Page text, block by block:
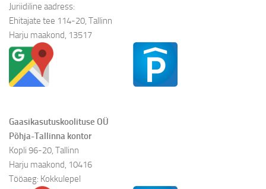
Juriidiline aadress:
Ehitajate tee 114-20, Tallinn
Harju maakond, 13517
Gaasikasutuskoolituse OÜ
Põhja-Tallinna kontor
Kopli 96-20, Tallinn
Harju maakond, 10416
Tööaeg: Kokkulepel